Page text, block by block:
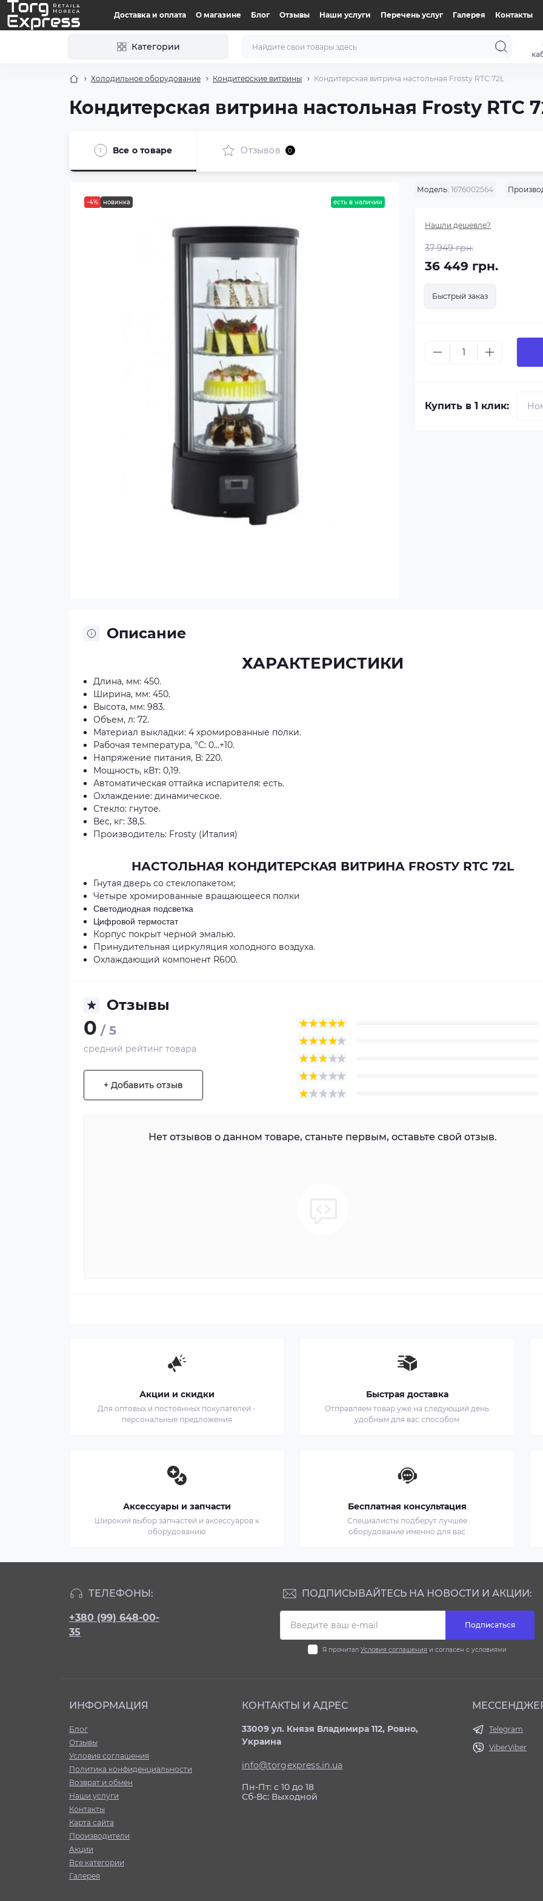
Доставка и оплата О магазине Блог Отзывы Наши услуги Перечень услуг Галерея Контакты
Категории
Холодильное оборудование Кондитерские витрины Кондитерская витрина настольная Frostу RTC 72L
Кондитерская витрина настольная Frostу RTC
Все о товаре Отзывов 0
-4% новинка есть в наличии
Модель: 1676002564
Нашли дешевле?
37 949 грн.
36 449 грн.
Быстрый заказ
Купить в 1 клик:
Описание
ХАРАКТЕРИСТИКИ
Длина, мм: 450.
Ширина, мм: 450.
Высота, мм: 983.
Объем, л: 72.
Материал выкладки: 4 хромированные полки.
Рабочая температура, °С: 0...+10.
Напряжение питания, В: 220.
Мощность, кВт: 0,19.
Автоматическая оттайка испарителя: есть.
Охлаждение: динамическое.
Стекло: гнутое.
Вес, кг: 38,5.
Производитель: Frostу (Италия)
НАСТОЛЬНАЯ КОНДИТЕРСКАЯ ВИТРИНА FROSTУ RTC 72L
Гнутая дверь со стеклопакетом;
Четыре хромированные вращающееся полки
Светодиодная подсветка
Цифровой термостат
Корпус покрыт черной эмалью.
Принудительная циркуляция холодного воздуха.
Охлаждающий компонент R600.
Отзывы
0 / 5
средний рейтинг товара
+ Добавить отзыв
Нет отзывов о данном товаре, станьте первым, оставьте свой отзыв.
Акции и скидки
Для оптовых и постоянных покупателей -
персональные предложения
Быстрая доставка
Отправляем товар уже на следующий день
удобным для вас способом
Аксессуары и запчасти
Широкий выбор запчастей и аксессуаров к
оборудованию
Бесплатная консультация
Специалисты подберут лучшее
оборудование именно для вас
ТЕЛЕФОНЫ:
+380 (99) 648-00-
35
ПОДПИСЫВАЙТЕСЬ НА НОВОСТИ И АКЦИИ:
Подписаться
Я прочитал Условия соглашения и согласен с условиями
ИНФОРМАЦИЯ
Блог
Отзывы
Условия соглашения
Политика конфиденциальности
Возврат и обмен
Наши услуги
Контакты
Карта сайта
Производители
Акции
Все категории
Галерея
КОНТАКТЫ И АДРЕС
33009 ул. Князя Владимира 112, Ровно,
Украина
info@torgexpress.in.ua
Пн-Пт: с 10 до 18
Сб-Вс: Выходной
Telegram
ViberViber